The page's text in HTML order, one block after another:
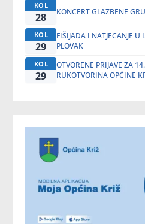
KOL
28 KONCERT GLAZBENE
KOL
29
FIŠIJADA I NATJECANJE
PLOVAK
KOL
29
OTVORENE PRIJAVE ZA
RUKOTVORINA OPĆINE